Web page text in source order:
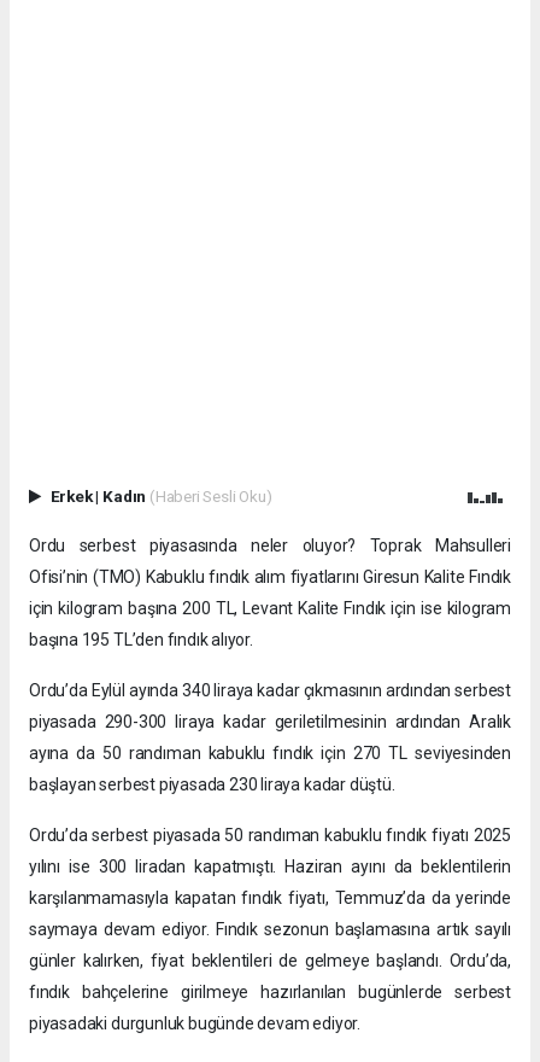
Erkek| Kadın (Haberi Sesli Oku)
Ordu serbest piyasasında neler oluyor? Toprak Mahsulleri
Ofisi’nin (TMO) Kabuklu fındık alım fiyatlarını Giresun Kalite Fındık
için kilogram başına 200 TL, Levant Kalite Fındık için ise kilogram
başına 195 TL’den fındık alıyor.
Ordu’da Eylül ayında 340 liraya kadar çıkmasının ardından serbest
piyasada 290-300 liraya kadar geriletilmesinin ardından Aralık
ayına da 50 randıman kabuklu fındık için 270 TL seviyesinden
başlayan serbest piyasada 230 liraya kadar düştü.
Ordu’da serbest piyasada 50 randıman kabuklu fındık fiyatı 2025
yılını ise 300 liradan kapatmıştı. Haziran ayını da beklentilerin
karşılanmamasıyla kapatan fındık fiyatı, Temmuz’da da yerinde
saymaya devam ediyor. Fındık sezonun başlamasına artık sayılı
günler kalırken, fiyat beklentileri de gelmeye başlandı. Ordu’da,
fındık bahçelerine girilmeye hazırlanılan bugünlerde serbest
piyasadaki durgunluk bugünde devam ediyor.